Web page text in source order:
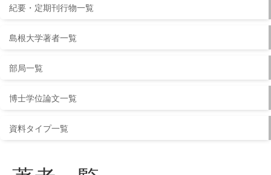
紀要・定期刊行物一覧
島根大学著者一覧
部局一覧
博士学位論文一覧
資料タイプ一覧